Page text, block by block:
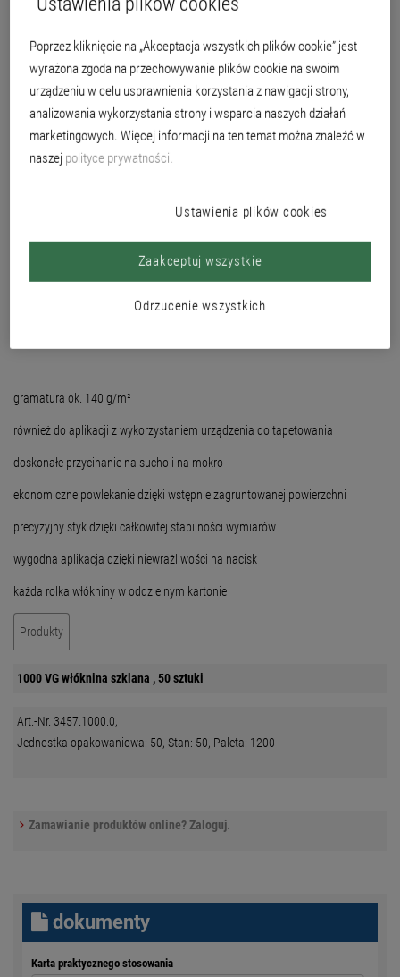
gramatura ok. 140 g/m²
również do aplikacji z wykorzystaniem urządzenia do tapetowania
doskonałe przycinanie na sucho i na mokro
ekonomiczne powlekanie dzięki wstępnie zagruntowanej powierzchni
precyzyjny styk dzięki całkowitej stabilności wymiarów
wygodna aplikacja dzięki niewrażliwości na nacisk
każda rolka włókniny w oddzielnym kartonie
Produkty
1000 VG włóknina szklana , 50 sztuki
Art.-Nr. 3457.1000.0,
Jednostka opakowaniowa: 50, Stan: 50, Paleta: 1200
Zamawianie produktów online? Zaloguj.
dokumenty
Karta praktycznego stosowania
Poprzez kliknięcie na „Akceptacja wszystkich plików cookie” jest
wyrażona zgoda na przechowywanie plików cookie na swoim
urządzeniu w celu usprawnienia korzystania z nawigacji strony,
analizowania wykorzystania strony i wsparcia naszych działań
marketingowych. Więcej informacji na ten temat można znaleźć w
naszej polityce prywatności.
Ustawienia plików cookies
Odrzucenie wszystkich
Zaakceptuj wszystkie